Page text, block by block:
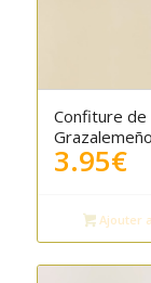
Confiture de
3.95€
Ajouter